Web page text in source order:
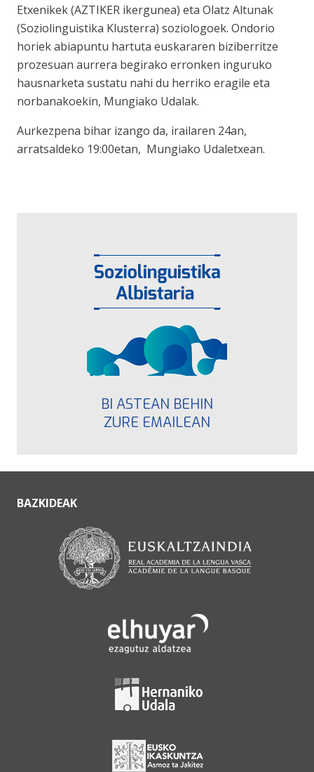
Etxenikek (AZTIKER ikergunea) eta Olatz Altunak
(Soziolinguistika Klusterra) soziologoek. Ondorio
horiek abiapuntu hartuta euskararen biziberritze
prozesuan aurrera begirako erronken inguruko
hausnarketa sustatu nahi du herriko eragile eta
norbanakoekin, Mungiako Udalak.
Aurkezpena bihar izango da, irailaren 24an,
arratsaldeko 19:00etan, Mungiako Udaletxean.
BI ASTEAN BEHIN
ZURE EMAILEAN
BAZKIDEAK